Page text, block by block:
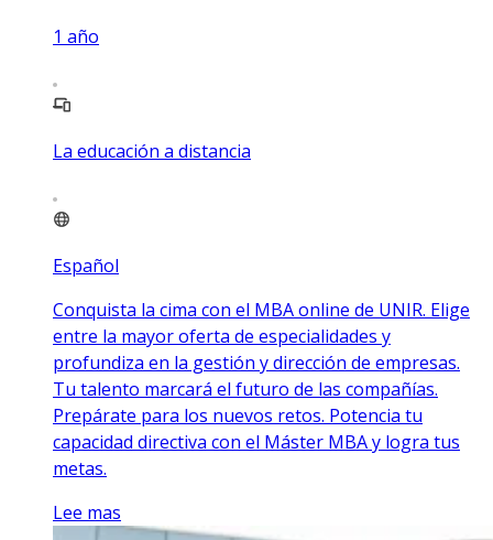
1 año
La educación a distancia
Español
Conquista la cima con el MBA online de UNIR. Elige
entre la mayor oferta de especialidades y
profundiza en la gestión y dirección de empresas.
Tu talento marcará el futuro de las compañías.
Prepárate para los nuevos retos. Potencia tu
capacidad directiva con el Máster MBA y logra tus
metas.
Lee mas